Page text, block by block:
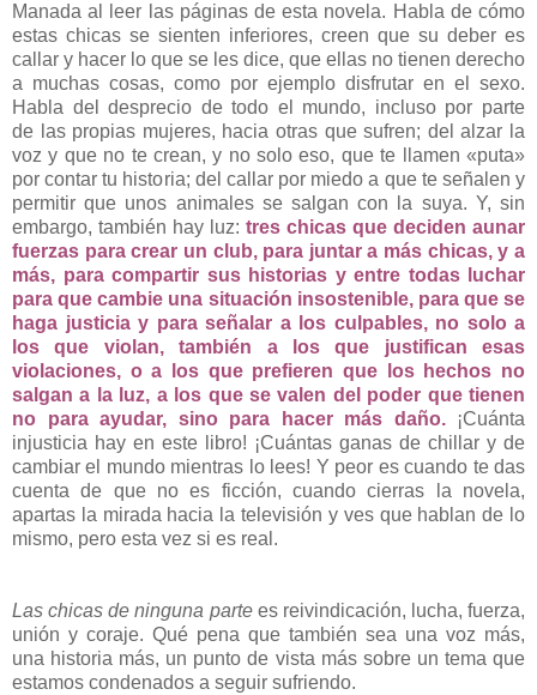
Manada al leer las páginas de esta novela. Habla de cómo
estas chicas se sienten inferiores, creen que su deber es
callar y hacer lo que se les dice, que ellas no tienen derecho
a muchas cosas, como por ejemplo disfrutar en el sexo.
Habla del desprecio de todo el mundo, incluso por parte
de las propias mujeres, hacia otras que sufren; del alzar la
voz y que no te crean, y no solo eso, que te llamen «puta»
por contar tu historia; del callar por miedo a que te señalen y
permitir que unos animales se salgan con la suya. Y, sin
embargo, también hay luz: tres chicas que deciden aunar
fuerzas para crear un club, para juntar a más chicas, y a
más, para compartir sus historias y entre todas luchar
para que cambie una situación insostenible, para que se
haga justicia y para señalar a los culpables, no solo a
los que violan, también a los que justifican esas
violaciones, o a los que prefieren que los hechos no
salgan a la luz, a los que se valen del poder que tienen
no para ayudar, sino para hacer más daño.¡Cuánta
injusticia hay en este libro! ¡Cuántas ganas de chillar y de
cambiar el mundo mientras lo lees! Y peor es cuando te das
cuenta de que no es ficción, cuando cierras la novela,
apartas la mirada hacia la televisión y ves que hablan de lo
mismo, pero esta vez si es real.
Las chicas de ninguna partees reivindicación, lucha, fuerza,
unión y coraje. Qué pena que también sea una voz más,
una historia más, un punto de vista más sobre un tema que
estamos condenados a seguir sufriendo.